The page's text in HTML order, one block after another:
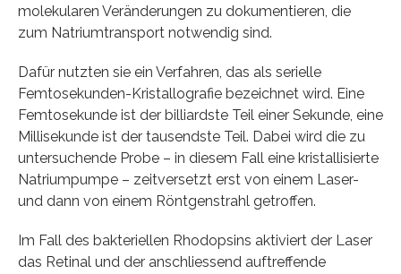
molekularen Veränderungen zu dokumentieren, die
zum Natriumtransport notwendig sind.
Dafür nutzten sie ein Verfahren, das als serielle
Femtosekunden-Kristallografie bezeichnet wird. Eine
Femtosekunde ist der billiardste Teil einer Sekunde, eine
Millisekunde ist der tausendste Teil. Dabei wird die zu
untersuchende Probe – in diesem Fall eine kristallisierte
Natriumpumpe – zeitversetzt erst von einem Laser-
und dann von einem Röntgenstrahl getroffen.
Im Fall des bakteriellen Rhodopsins aktiviert der Laser
das Retinal und der anschliessend auftreffende